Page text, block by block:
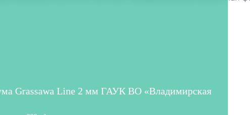
Grassawa Line 2 мм ГАУК ВО «Владимирская